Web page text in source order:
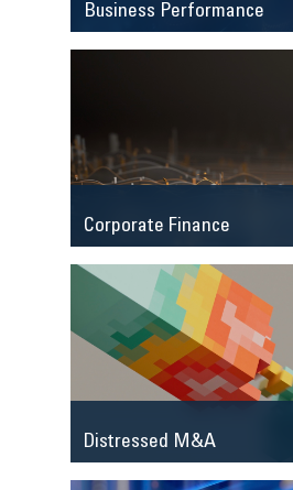
Business Performance
Corporate Finance
Distressed M&A